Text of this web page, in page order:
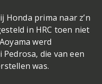
prima naar z’n
in HRC toen niet
werd
die van een
was.